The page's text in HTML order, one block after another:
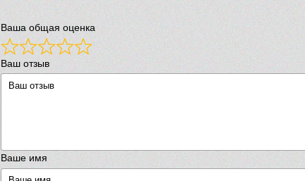
Ваша общая оценка
Ваш отзыв
Ваше имя